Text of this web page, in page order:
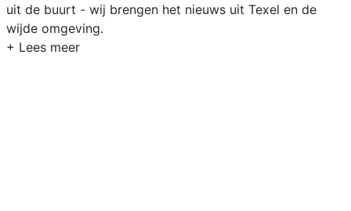
uit de buurt - wij brengen het nieuws uit Texel en de
wijde omgeving.